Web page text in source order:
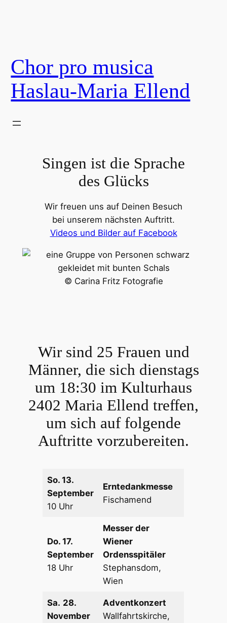
Chor pro musica
Haslau-Maria Ellend
Singen ist die Sprache
des Glücks
Wir freuen uns auf Deinen Besuch
bei unserem nächsten Auftritt.
Videos und Bilder auf Facebook
© Carina Fritz Fotografie
Wir sind 25 Frauen und
Männer, die sich dienstags
um 18:30 im Kulturhaus
2402 Maria Ellend treffen,
um sich auf folgende
Auftritte vorzubereiten.
So. 13.
September
10 Uhr
Erntedankmesse
Fischamend
Do. 17.
September
18 Uhr
Messer der
Wiener
Ordensspitäler
Stephansdom,
Wien
Sa. 28.
November
Adventkonzert
Wallfahrtskirche,